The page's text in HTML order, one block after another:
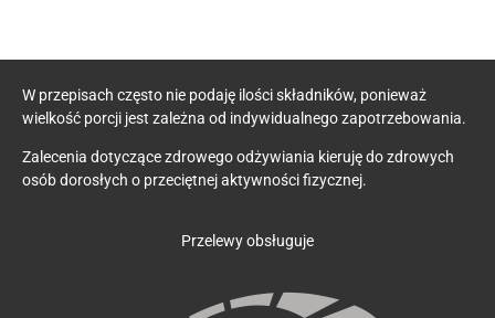
W przepisach często nie podaję ilości składników, ponieważ
wielkość porcji jest zależna od indywidualnego zapotrzebowania.
Zalecenia dotyczące zdrowego odżywiania kieruję do zdrowych
osób dorosłych o przeciętnej aktywności fizycznej.
Przelewy obsługuje